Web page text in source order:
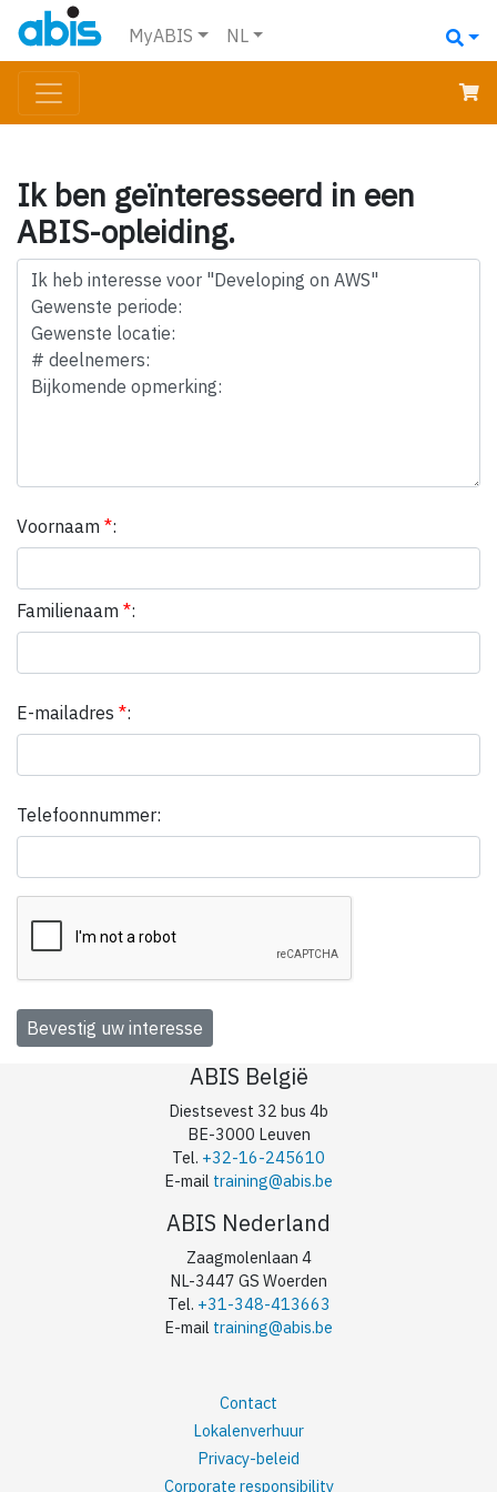
MyABIS NL
Ik ben geïnteresseerd in een
ABIS-opleiding.
Voornaam *:
Familienaam *:
E-mailadres *:
Telefoonnummer:
ABIS België
Diestsevest 32 bus 4b
BE-3000 Leuven
Tel. +32-16-245610
E-mail training@abis.be
ABIS Nederland
Zaagmolenlaan 4
NL-3447 GS Woerden
Tel. +31-348-413663
E-mail training@abis.be
Contact
Lokalenverhuur
Privacy-beleid
Corporate responsibility